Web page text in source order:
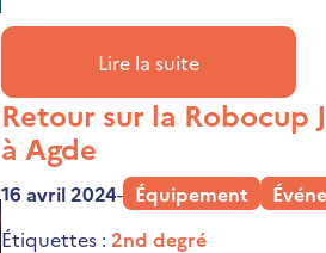
Lire la suite
Retour sur la
à Agde
16 avril 2024- Équipement
Étiquettes : 2nd degré